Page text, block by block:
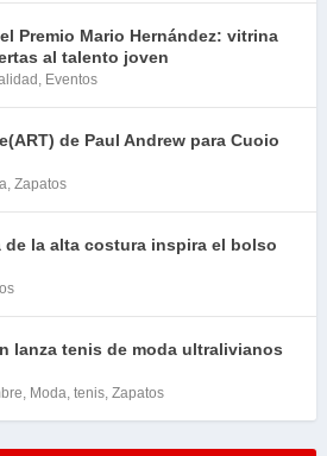
Premio Mario Hernández: vitrina
al talento joven
Eventos
de Paul Andrew para Cuoio
Zapatos
de la alta costura inspira el bolso
lanza tenis de moda ultralivianos
Moda tenis, Zapatos